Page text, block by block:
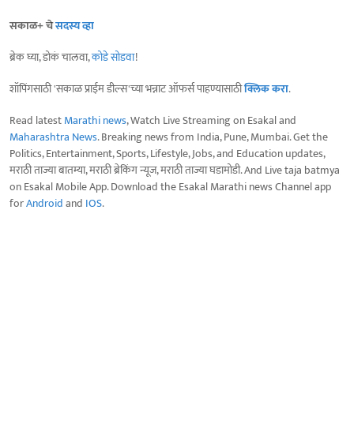
सकाळ+ चेसदस्य व्हा
ब्रेक घ्या, डोकं चालवा,कोडे सोडवा!
शॉपिंगसाठी 'सकाळ प्राईम डील्स'च्या भन्नाट ऑफर्स पाहण्यासाठीक्लिक करा.
Read latestMarathi news, Watch Live Streaming on Esakal and
Maharashtra News. Breaking news from India, Pune, Mumbai. Get the
Politics, Entertainment, Sports, Lifestyle, Jobs, and Education updates,
मराठी ताज्या बातम्या, मराठी ब्रेकिंग न्यूज, मराठी ताज्या घडामोडी. And Live taja batmya
on Esakal Mobile App. Download the Esakal Marathi news Channel app
forAndroidand IOS.